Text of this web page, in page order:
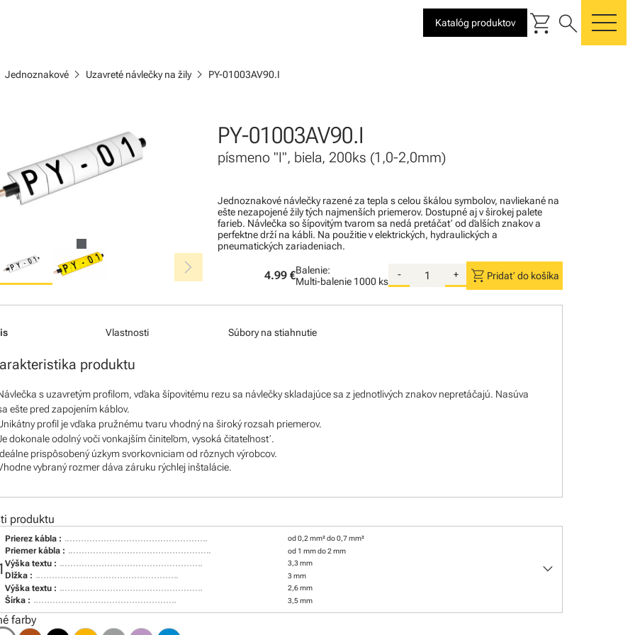
Katalóg produktov shopping_cart search
Jednoznakové chevron_right Uzavreté návlečky na žilychevron_right PY-01003AV90.I
chevron_right
PY-01003AV90.I
písmeno "I", biela, 200ks (1,0-2,0mm)
Jednoznakové návlečky razené za tepla s celou škálou symbolov, navliekané na
ešte nezapojené žily tých najmenších priemerov. Dostupné aj v širokej palete
farieb. Návlečka so šípovitým tvarom sa nedá pretáčať od ďalších znakov a
perfektne drží na kábli. Na použitie v elektrických, hydraulických a
pneumatických zariadeniach.
4.99 €Balenie:
Multi-balenie 1000 ks
- + shopping_cart Pridať do košíka
Vlastnosti Súbory na stiahnutie
produktu
s uzavretým profilom, vďaka šípovitému rezu sa návlečky skladajúce sa z jednotlivých znakov nepretáčajú. Nasúva
ešte pred zapojením káblov.
profil je vďaka pružnému tvaru vhodný na široký rozsah priemerov.
dokonale odolný voči vonkajším činiteľom, vysoká čitateľnosť.
prispôsobený úzkym svorkovniciam od rôznych výrobcov.
vybraný rozmer dáva záruku rýchlej inštalácie.
produktu
Prierez kábla : od 0,2 mm² do 0,7 mm²
Priemer kábla : od 1 mm do 2 mm
Výška textu : 3,3 mm
Dĺžka : 3 mm
Výška textu : 2,6 mm
Šírka : 3,5 mm
keyboard_arrow_down
farby